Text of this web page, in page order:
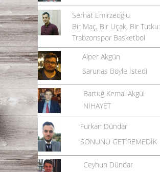
Serhat Emirzeoğlu
Bir Maç, Bir Uçak, Bir Tutku:
Trabzonspor Basketbol
Alper Akgün
Sarunas Böyle İstedi
Bartuğ Kemal Akgül
NİHAYET
Furkan Dündar
SONUNU GETİREMEDİK
Ceyhun Dündar